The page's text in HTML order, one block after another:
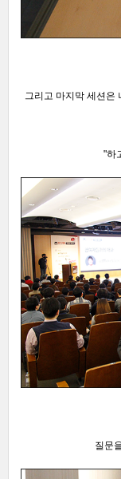
그리고 마지막 세션은
"하
질문